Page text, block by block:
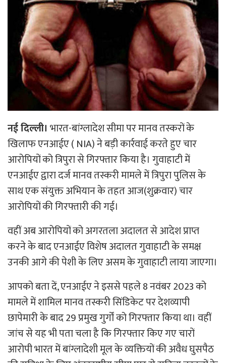
नई दिल्ली। भारत-बांग्लादेश सीमा पर मानव तस्करों के
खिलाफ एनआईए ( NIA) ने बड़ी कार्रवाई करते हुए चार
आरोपियों को त्रिपुरा से गिरफ्तार किया है। गुवाहाटी में
एनआईए द्वारा दर्ज मानव तस्करी मामले में त्रिपुरा पुलिस के
साथ एक संयुक्त अभियान के तहत आज(शुक्रवार) चार
आरोपियों की गिरफ्तारी की गई।
वहीं अब आरोपियों को अगरतला अदालत से आदेश प्राप्त
करने के बाद एनआईए विशेष अदालत गुवाहाटी के समक्ष
उनकी आगे की पेशी के लिए असम के गुवाहाटी लाया जाएगा।
आपको बता दें, एनआईए ने इससे पहले 8 नवंबर 2023 को
मामले में शामिल मानव तस्करी सिंडिकेट पर देशव्यापी
छापेमारी के बाद 29 प्रमुख गुर्गों को गिरफ्तार किया था। वहीं
जांच से यह भी पता चला है कि गिरफ्तार किए गए चारों
आरोपी भारत में बांग्लादेशी मूल के व्यक्तियों की अवैध घुसपैठ